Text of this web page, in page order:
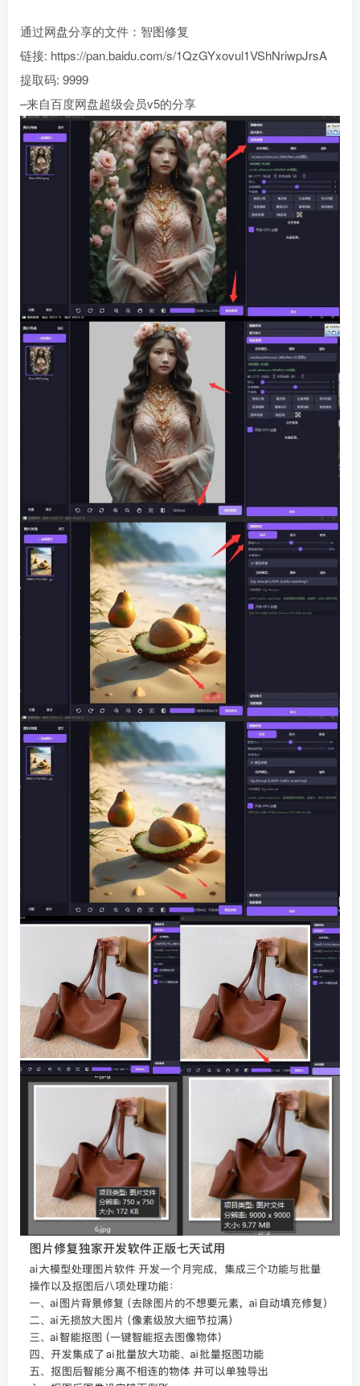
通过网盘分享的文件：智图修复
链接: https://pan.baidu.com/s/1QzGYxovul1VShNriwpJrsA
提取码: 9999
–来自百度网盘超级会员v5的分享